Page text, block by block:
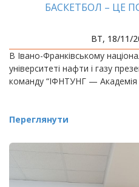
БАСКЕТБОЛ – ЦЕ
ВТ, 18/11/
В Івано-Франківському
університеті нафти і газу
команду “ІФНТУНГ — Академія
Переглянути